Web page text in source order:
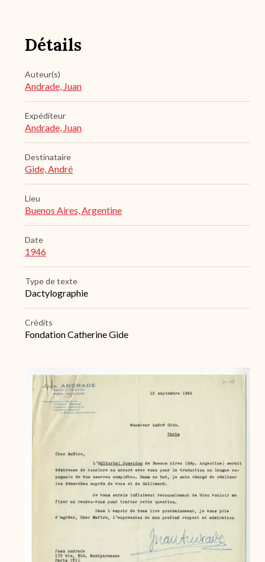
Détails
Auteur(s)
Andrade, Juan
Expéditeur
Andrade, Juan
Destinataire
Gide, André
Lieu
Buenos Aires, Argentine
Date
1946
Type de texte
Dactylographie
Crédits
Fondation Catherine Gide
Archive